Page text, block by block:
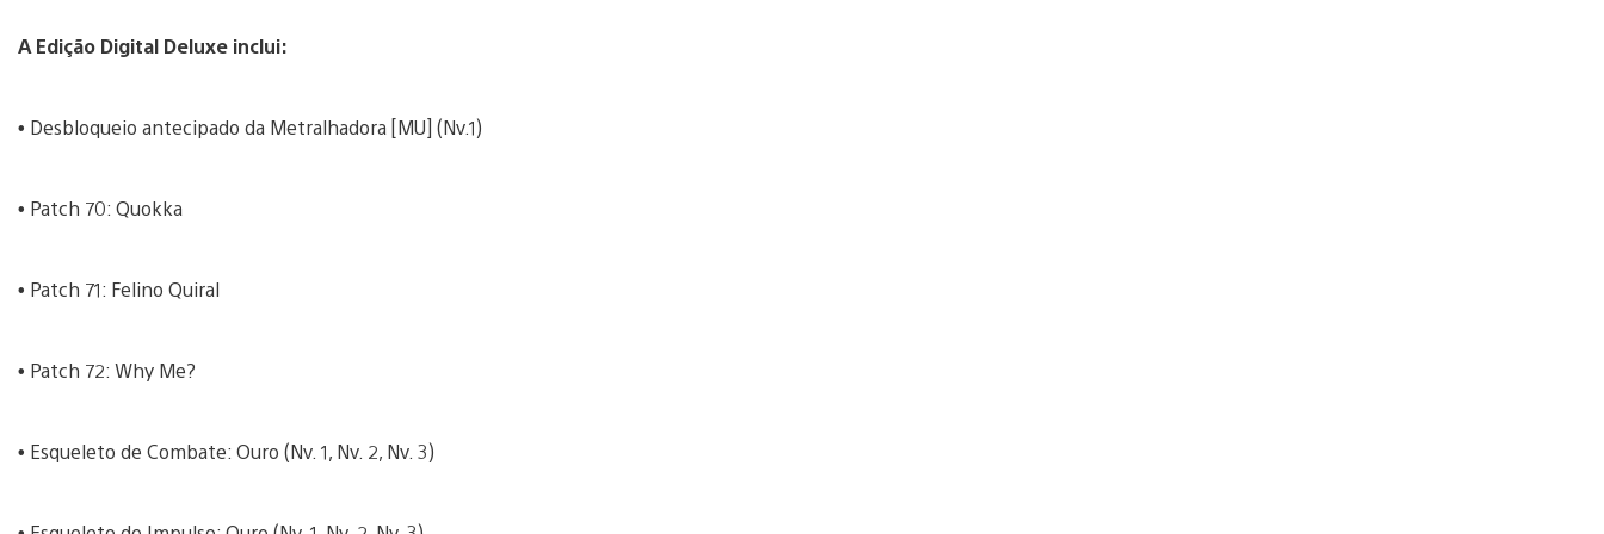
A Edição Digital Deluxe inclui:
• Desbloqueio antecipado da Metralhadora [MU] (Nv.1)
• Patch 70: Quokka
• Patch 71: Felino Quiral
• Patch 72: Why Me?
• Esqueleto de Combate: Ouro (Nv. 1, Nv. 2, Nv. 3)